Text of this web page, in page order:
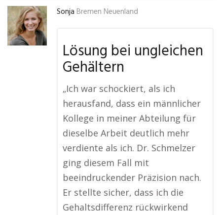
Sonja Bremen Neuenland
Lösung bei ungleichen
Gehältern
„Ich war schockiert, als ich
herausfand, dass ein männlicher
Kollege in meiner Abteilung für
dieselbe Arbeit deutlich mehr
verdiente als ich. Dr. Schmelzer
ging diesem Fall mit
beeindruckender Präzision nach.
Er stellte sicher, dass ich die
Gehaltsdifferenz rückwirkend